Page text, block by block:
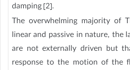
damping [2].
The overwhelming majority of
linear and passive in nature, the
are not externally driven but
response to the motion of the